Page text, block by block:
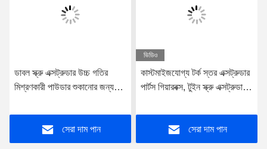
ডাবল স্ক্রু এক্সট্রুডার উচ্চ গতির
মিশ্রণকারী পাউডার শুকানোর জন্য
সেরা দাম পান
ভিডিও
কাস্টমাইজযোগ্য টর্ক স্তর এক্সট্রুডার
পার্টস গিয়ারবক্স, টুইন স্ক্রু এক্সট্রুডার
সেরা দাম পান